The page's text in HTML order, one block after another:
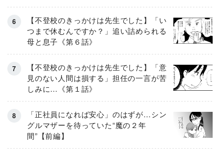
【不登校のきっかけは先生でした】「い
つまで休むんですか？」追い詰められる
母と息子《第６話》
【不登校のきっかけは先生でした】「意
見のない人間は損する」担任の一言が苦
しみに…《第１話》
「正社員になれば安心」のはずが…シン
グルマザーを待っていた“魔の２年
間”【前編】